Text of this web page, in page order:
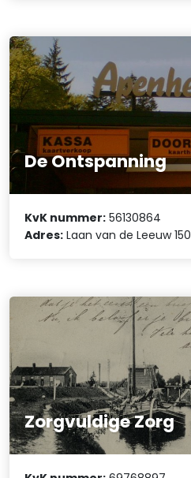
De Ontspanning
KvK nummer: 56130864
Adres: Laan van de Leeuw 150
Zorgvuldige Zorg